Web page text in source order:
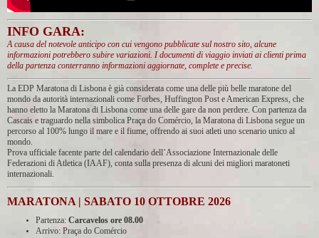
INFO GARA:
A causa del notevole anticipo con cui vengono pubblicate sul nostro sito, alcune
informazioni potrebbero subire variazioni. I documenti di viaggio inviati ai clienti prima
della partenza conterranno informazioni aggiornate, complete e precise.
La EDP Maratona di Lisbona è già considerata come una delle più belle maratone del
mondo da autorità internazionali come Forbes, Huffington Post e American Express, che
hanno eletto la Maratona di Lisbona come una delle gare da non perdere. Con partenza da
Cascais e traguardo nella simbolica Praça do Comércio, la Maratona di Lisbona segue un
percorso al 100% lungo il mare e il fiume, offrendo ai suoi atleti uno scenario unico al
mondo.
Prova ufficiale facente parte del calendario dell’Associazione Internazionale delle
Federazioni di Atletica (IAAF), conta sulla presenza di alcuni dei migliori maratoneti
internazionali.
MARATONA | SABATO 10 OTTOBRE 2026
Partenza: Carcavelos ore 08.00
Arrivo: Praça do Comércio